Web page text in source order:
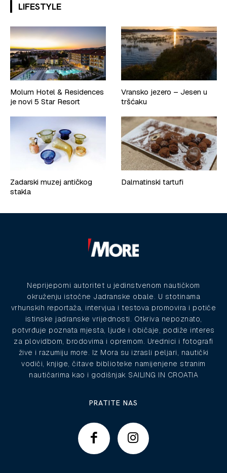
LIFESTYLE
Molum Hotel & Residences
je novi 5 Star Resort
Vransko jezero – Jesen u
tršćaku
Zadarski muzej antičkog
stakla
Dalmatinski tartufi
Neprijeporni autoritet u jedinstvenom nautičkom
okruženju istočne Jadranske obale. U stotinama
vrhunskih reportaža, intervjua i testova promovira i potiče
istinske jadranske vrijednosti. Otkriva nepoznato,
potvrđuje poznata mjesta, ljude i običaje, podiže interes
za plovidbom, brodovima i opremom. Urednici i fotografi
žive i razumiju more. Iz Mora su izrasli peljari, nautički
vodiči, knjige, čitave biblioteke namijenjene stranim
nautičarima kao i godišnjak SAILING IN CROATIA
PRATITE NAS